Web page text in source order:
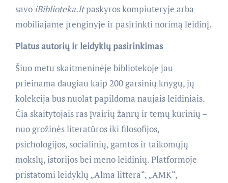
savo iBiblioteka.ltpaskyros kompiuteryje arba
mobiliajame įrenginyje ir pasirinkti norimą leidinį.
Platus autorių ir leidyklų pasirinkimas
Šiuo metu skaitmeninėje bibliotekoje jau
prieinama daugiau kaip 200 garsinių knygų, jų
kolekcija bus nuolat papildoma naujais leidiniais.
Čia skaitytojais ras įvairių žanrų ir temų kūrinių –
nuo grožinės literatūros iki filosofijos,
psichologijos, socialinių, gamtos ir taikomųjų
mokslų, istorijos bei meno leidinių. Platformoje
pristatomi leidyklų „Alma littera“, „AMK“,